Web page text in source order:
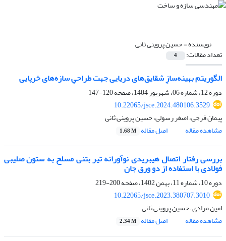
نویسنده =حسین پروینی ثانی
تعداد مقالات: 4
الگوریتم بهینه‌سازِ شقایق‌های دریایی جهت طراحیِ سازه‌های خرپایی
دوره 12، شماره 06، شهریور 1404، صفحه
120-147
10.22065/jsce.2024.480106.3529
پیمان فرجی، اصغر رسولی، حسین پروینی ثانی
مشاهده مقاله
اصل مقاله 1.68 M
بررسی رفتار اتصال هیبریدی نوآورانه تیر بتنی مسلح به ستون صلیبی
فولادی با استفاده از دو ورق جان
دوره 10، شماره 11، بهمن 1402، صفحه
200-219
10.22065/jsce.2023.380707.3010
امین مرادی، حسین پروینی ثانی
مشاهده مقاله
اصل مقاله 2.34 M